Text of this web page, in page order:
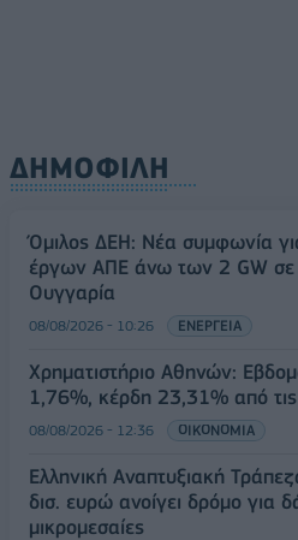
ΔΗΜΟΦΙΛΗ
Όμιλος ΔΕΗ: Νέα συμφωνία
έργων ΑΠΕ άνω των 2 GW σε
Ουγγαρία
08/08/2026 - 10:26 ΕΝΕΡΓΕΙΑ
Χρηματιστήριο Αθηνών:
1,76%, κέρδη 23,31% από
08/08/2026 - 12:36 ΟΙΚΟΝΟΜΙΑ
Ελληνική Αναπτυξιακή
δισ. ευρώ ανοίγει δρόμο για
μικρομεσαίες